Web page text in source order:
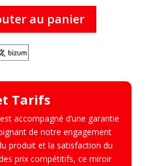
au panier
Tarifs
accompagné d’une garantie
de notre engagement
produit et la satisfaction du
prix compétitifs, ce miroir